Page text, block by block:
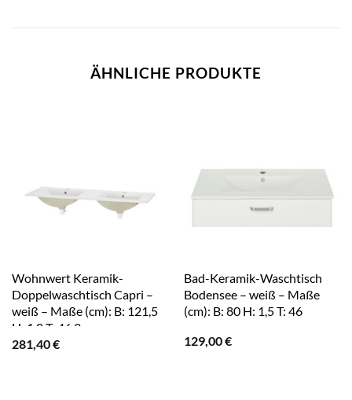
ÄHNLICHE PRODUKTE
Wohnwert Keramik-
Doppelwaschtisch Capri –
weiß – Maße (cm): B: 121,5
H: 1,8 T: 46,2
281,40€
Bad-Keramik-Waschtisch
Bodensee – weiß – Maße
(cm): B: 80 H: 1,5 T: 46
129,00€